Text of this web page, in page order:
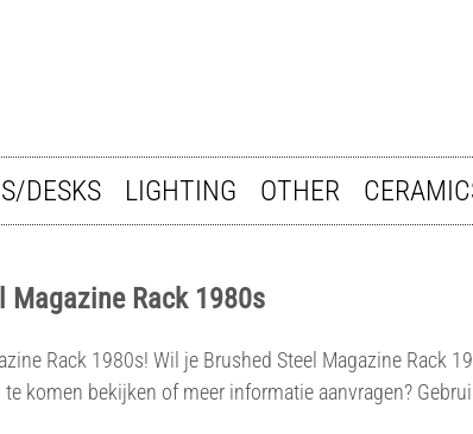
DESKS LIGHTING OTHER
Magazine Rack 1980s
Rack 1980s! Wil je Brushed Steel Magazine Rack
komen bekijken of meer informatie aanvragen?